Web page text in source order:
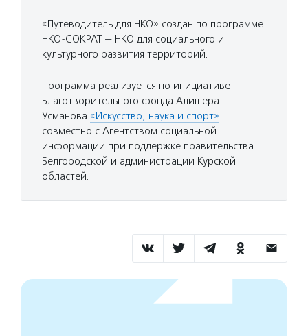
«Путеводитель для НКО» создан по программе
НКО-СОКРАТ — НКО для социального и
культурного развития территорий.
Программа реализуется по инициативе
Благотворительного фонда Алишера
Усманова «Искусство, наука и спорт»
совместно с Агентством социальной
информации при поддержке правительства
Белгородской и администрации Курской
областей.